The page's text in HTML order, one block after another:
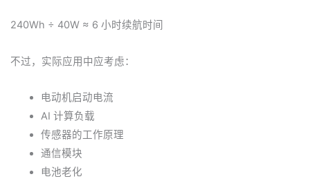
240Wh ÷ 40W ≈ 6 小时续航时间
不过，实际应用中应考虑：
电动机启动电流
AI 计算负载
传感器的工作原理
通信模块
电池老化